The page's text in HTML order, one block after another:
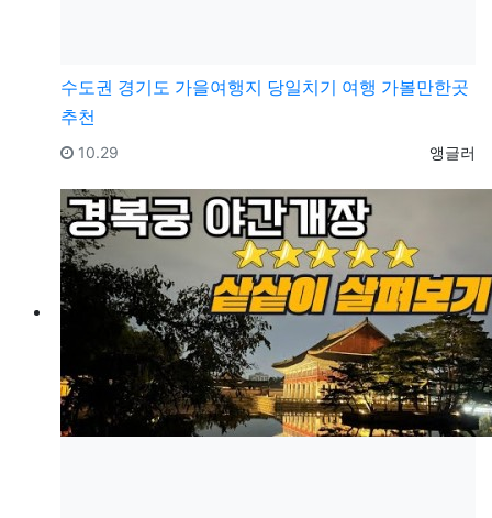
수도권 경기도 가을여행지 당일치기 여행 가볼만한곳
추천
등록자
앵글러
등록일
10.29